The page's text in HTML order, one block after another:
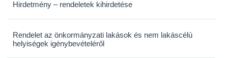
Hirdetmény – rendeletek kihirdetése
Rendelet az önkormányzati lakások és nem lakáscélú
helyiségek igénybevételéről